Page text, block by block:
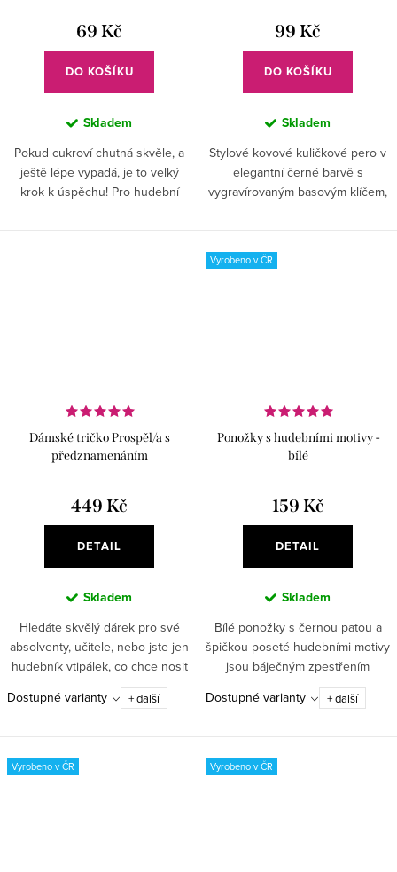
69 Kč
DO KOŠÍKU
Skladem
Pokud cukroví chutná skvěle, a
ještě lépe vypadá, je to velký
krok k úspěchu! Pro hudební
99 Kč
DO KOŠÍKU
Skladem
Stylové kovové kuličkové pero v
elegantní černé barvě s
vygravírovaným basovým klíčem,
basovém klíči ;)✅...
Dámské tričko Prospěl/a s
předznamenáním
449 Kč
DETAIL
Skladem
Hledáte skvělý dárek pro své
absolventy, učitele, nebo jste jen
hudebník vtipálek, co chce nosit
originální kousky oblečení?
Podívejte se na naši novinku -
Dostupné varianty + další
Vyrobeno v ČR
Ponožky s hudebními motivy -
bílé
159 Kč
DETAIL
Skladem
Bílé ponožky s černou patou a
špičkou poseté hudebními motivy
jsou báječným zpestřením
každého outfitu. Trendy ponožky,
co skvěle padnou ženám i
Dostupné varianty + další
Vyrobeno v ČR Vyrobeno v ČR